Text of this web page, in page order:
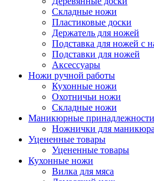
Складные ножи
Пластиковые доски
Держатель для ножей
Подставка для ножей с
Подставки для ножей
Аксессуары
Ножи ручной работы
Кухонные ножи
Охотничьи ножи
Складные ножи
Маникюрные принадлежности
Ножнички для маникюра
Уцененные товары
Уцененные товары
Кухонные ножи
Вилка для мяса